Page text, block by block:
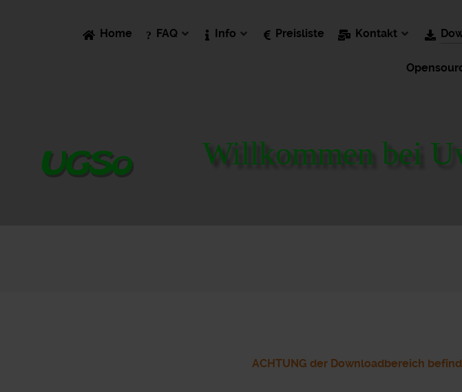
Home FAQ Info Preisliste Kontakt
Willkommen bei
ACHTUNG der Downloadbereich